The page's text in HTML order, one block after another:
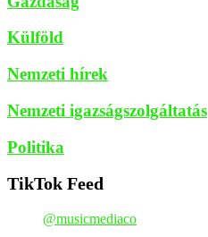
Külföld
Nemzeti hírek
Nemzeti igazságszolgáltatás
Politika
TikTok Feed
@musicmediaco